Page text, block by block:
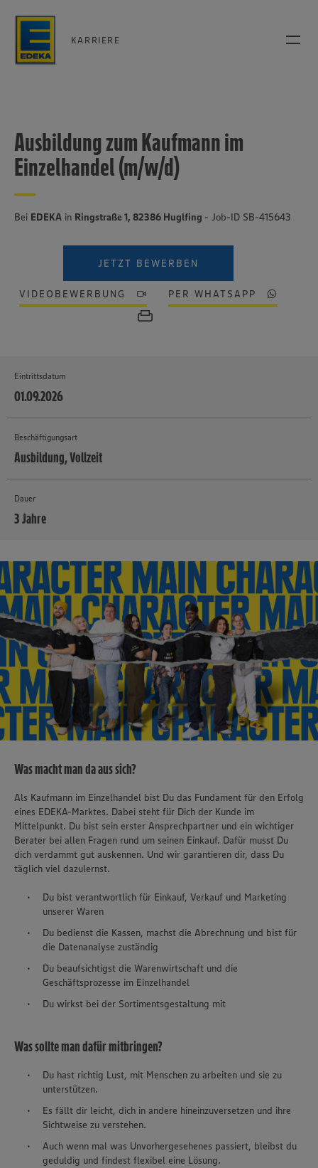
KARRIERE
Ausbildung zum Kaufmann im
Einzelhandel (m/w/d)
Bei EDEKA in Ringstraße 1, 82386 Huglfing - Job-ID SB-415643
JETZT BEWERBEN
VIDEOBEWERBUNG PER WHATSAPP
Eintrittsdatum
01.09.2026
Beschäftigungsart
Ausbildung, Vollzeit
Dauer
3 Jahre
Was macht man da aus sich?
Als Kaufmann im Einzelhandel bist Du das Fundament für den Erfolg
eines EDEKA-Marktes. Dabei steht für Dich der Kunde im
Mittelpunkt. Du bist sein erster Ansprechpartner und ein wichtiger
Berater bei allen Fragen rund um seinen Einkauf. Dafür musst Du
dich verdammt gut auskennen. Und wir garantieren dir, dass Du
täglich viel dazulernst.
Du bist verantwortlich für Einkauf, Verkauf und Marketing
unserer Waren
Du bedienst die Kassen, machst die Abrechnung und bist für
die Datenanalyse zuständig
Du beaufsichtigst die Warenwirtschaft und die
Geschäftsprozesse im Einzelhandel
Du wirkst bei der Sortimentsgestaltung mit
Was sollte man dafür mitbringen?
Du hast richtig Lust, mit Menschen zu arbeiten und sie zu
unterstützen.
Es fällt dir leicht, dich in andere hineinzuversetzen und ihre
Sichtweise zu verstehen.
Auch wenn mal was Unvorhergesehenes passiert, bleibst du
geduldig und findest flexibel eine Lösung.